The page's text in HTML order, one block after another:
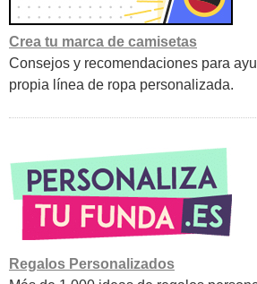
Crea tu marca de camisetas
Consejos y recomendaciones para
propia línea de ropa personalizada.
Regalos Personalizados